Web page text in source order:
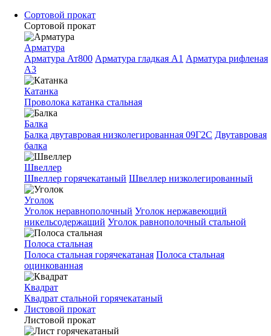
Сортовой прокат
Сортовой прокат
Арматура
Арматура Ат800 Арматура гладкая A1 Арматура рифленая
A3
Катанка
Проволока катанка стальная
Балка
Балка двутавровая низколегированная 09Г2С Двутавровая
балка
Швеллер
Швеллер горячекатаный Швеллер низколегированный
Уголок
Уголок неравнополочный Уголок нержавеющий
никельсодержащий Уголок равнополочный стальной
Полоса стальная
Полоса стальная горячекатаная Полоса стальная
оцинкованная
Квадрат
Квадрат стальной горячекатаный
Листовой прокат
Листовой прокат